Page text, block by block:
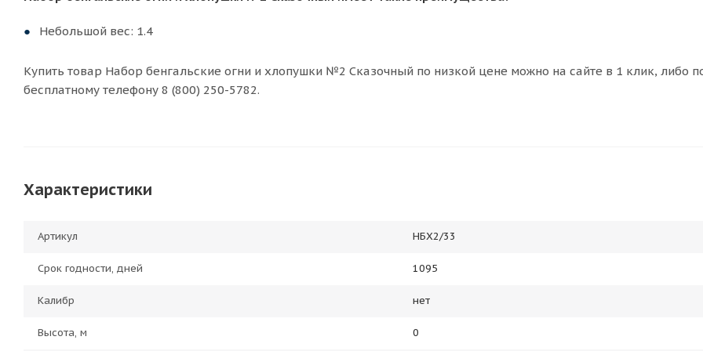
Небольшой вес: 1.4
Купить товар Набор бенгальские огни и хлопушки №2 Сказочный по низкой цене можно на сайте в 1 клик, либо
бесплатному телефону 8 (800) 250-5782.
Характеристики
Артикул НБХ2/33
Срок годности, дней 1095
Калибр нет
Высота, м 0